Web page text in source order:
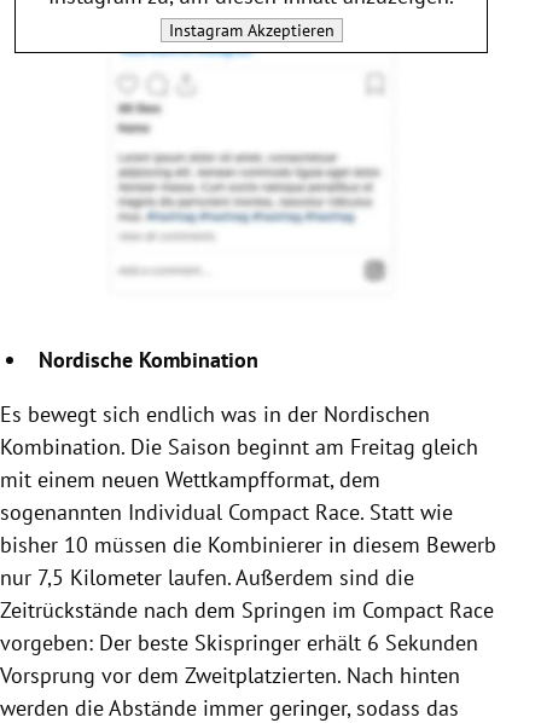
InstagramAkzeptieren
Nordische Kombination
Es bewegt sich endlich was in der Nordischen
Kombination. Die Saison beginnt am Freitag gleich
mit einem neuen Wettkampfformat, dem
sogenannten Individual Compact Race. Statt wie
bisher 10 müssen die Kombinierer in diesem Bewerb
nur 7,5 Kilometer laufen. Außerdem sind die
Zeitrückstände nach dem Springen im Compact Race
vorgeben: Der beste Skispringer erhält 6 Sekunden
Vorsprung vor dem Zweitplatzierten. Nach hinten
werden die Abstände immer geringer, sodass das